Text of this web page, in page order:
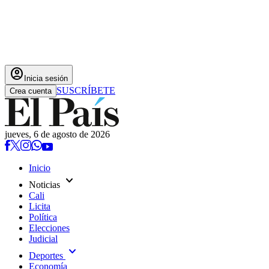
account_circle Inicia sesión
Crea cuenta SUSCRÍBETE
jueves, 6 de agosto de 2026
Inicio
Noticias expand_more
Cali
Licita
Política
Elecciones
Judicial
Deportes expand_more
Economía